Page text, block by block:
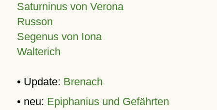
Saturninus von Verona
Russon
Segenus von Iona
Walterich
• Update: Brenach
• neu: Epiphanius und Gefährten